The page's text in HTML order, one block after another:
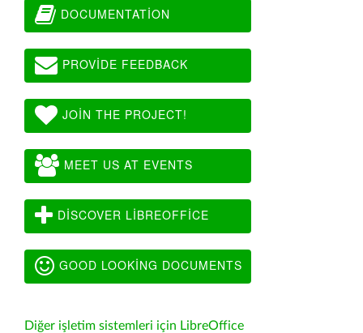
DOCUMENTATION
PROVIDE FEEDBACK
JOIN THE PROJECT!
MEET US AT EVENTS
DISCOVER LIBREOFFICE
GOOD LOOKING DOCUMENTS
Diğer işletim sistemleri için LibreOffice